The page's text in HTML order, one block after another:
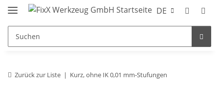
DE
Zurück zur Liste Kurz, ohne IK 0,01 mm-Stufungen